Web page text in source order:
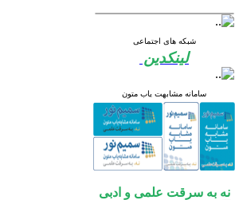
شبکه های اجتماعی
لینکدین
سامانه مشابهت یاب متون
نه به سرقت علمی و ادبی